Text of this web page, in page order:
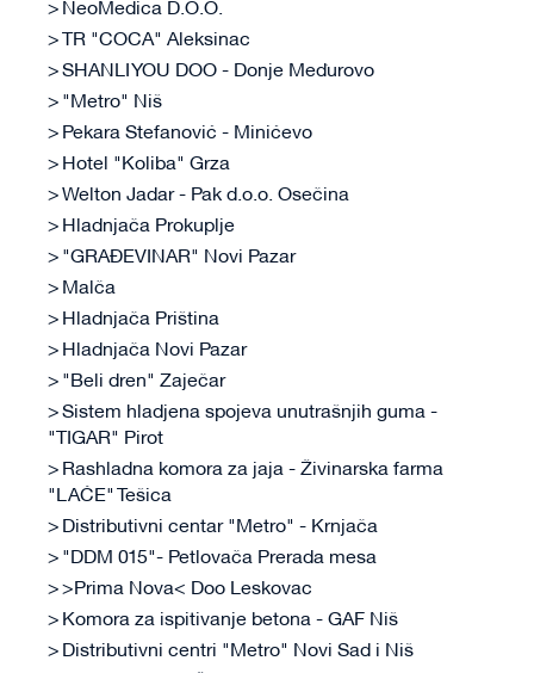
NeoMedica D.O.O.
TR "COCA" Aleksinac
SHANLI YOU DOO - Donje Međurovo
"Metro" Niš
Pekara Stefanović - Minićevo
Hotel "Koliba" Grza
Welton Jadar - Pak d.o.o. Osečina
Hladnjača Prokuplje
"GRAĐEVINAR" Novi Pazar
Malča
Hladnjača Priština
Hladnjača Novi Pazar
"Beli dren" Zaječar
Sistem hladjena spojeva unutrašnjih guma -
"TIGAR" Pirot
Rashladna komora za jaja - Živinarska farma
"LAĆE" Tešica
Distributivni centar "Metro" - Krnjača
"DDM 015"- Petlovača Prerada mesa
>Prima Nova< Doo Leskovac
Komora za ispitivanje betona - GAF Niš
Distributivni centri "Metro" Novi Sad i Niš